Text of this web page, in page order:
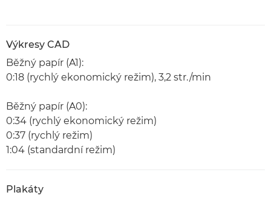
Výkresy CAD
Běžný papír (A1):
0:18 (rychlý ekonomický režim), 3,2 str./min
Běžný papír (A0):
0:34 (rychlý ekonomický režim)
0:37 (rychlý režim)
1:04 (standardní režim)
Plakáty